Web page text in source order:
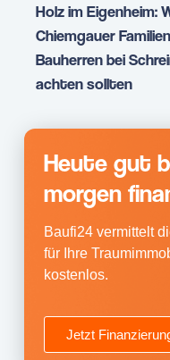
Holz im Eigenheim:
Chiemgauer
Bauherren bei
achten sollten
Heute gut
morgen
Baufi24 vermittelt
für Ihre
kostenlos.
Jetzt